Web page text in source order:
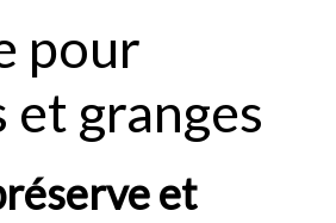
pour
granges
et